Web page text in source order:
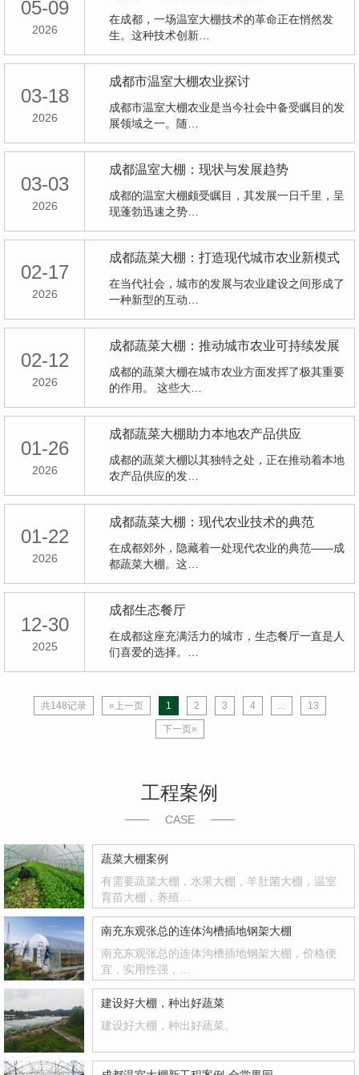
05-09
2026
在成都，一场温室大棚技术的革命正在悄然发
生。这种技术创新…
03-18
2026
成都市温室大棚农业探讨
成都市温室大棚农业是当今社会中备受瞩目的发
展领域之一。随…
03-03
2026
成都温室大棚：现状与发展趋势
成都的温室大棚颇受瞩目，其发展一日千里，呈
现蓬勃迅速之势…
02-17
2026
成都蔬菜大棚：打造现代城市农业新模式
在当代社会，城市的发展与农业建设之间形成了
一种新型的互动…
02-12
2026
成都蔬菜大棚：推动城市农业可持续发展
成都的蔬菜大棚在城市农业方面发挥了极其重要
的作用。 这些大…
01-26
2026
成都蔬菜大棚助力本地农产品供应
成都的蔬菜大棚以其独特之处，正在推动着本地
农产品供应的发…
01-22
2026
成都蔬菜大棚：现代农业技术的典范
在成都郊外，隐藏着一处现代农业的典范——成
都蔬菜大棚。这…
12-30
2025
成都生态餐厅
在成都这座充满活力的城市，生态餐厅一直是人
们喜爱的选择。…
共148记录 «上一页 1 2 3 4 ... 13
下一页»
工程案例
CASE
蔬菜大棚案例
有需要蔬菜大棚，水果大棚，羊肚菌大棚，温室
育苗大棚，养殖…
南充东观张总的连体沟槽插地钢架大棚
南充东观张总的连体沟槽插地钢架大棚，价格便
宜，实用性强，…
建设好大棚，种出好蔬菜
建设好大棚，种出好蔬菜。